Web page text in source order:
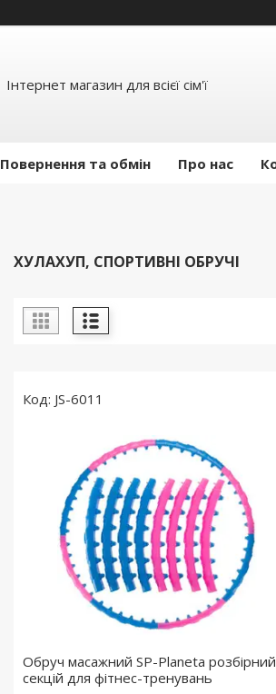
Інтернет магазин для всієї сім'ї
Повернення та обмін Про нас
ХУЛАХУП, СПОРТИВНІ ОБРУЧІ
JS-6011
Обруч масажний SP-Planeta
секцій для фітнес-тренувань